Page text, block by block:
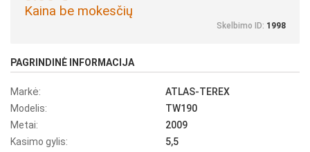
Kaina be mokesčių
Skelbimo ID: 1998
PAGRINDINĖ INFORMACIJA
Markė:
ATLAS-TEREX
Modelis:
TW190
Metai:
2009
Kasimo gylis:
5,5